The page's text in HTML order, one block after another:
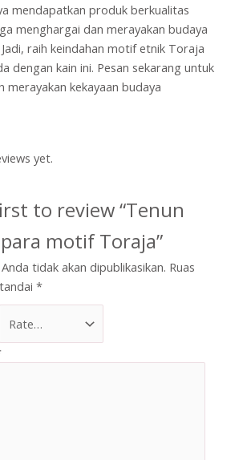
mendapatkan produk berkualitas
menghargai dan merayakan budaya
raih keindahan motif etnik Toraja
dengan kain ini. Pesan sekarang untuk
merayakan kekayaan budaya
yet.
to review “Tenun
motif Toraja”
tidak akan dipublikasikan. Ruas
*